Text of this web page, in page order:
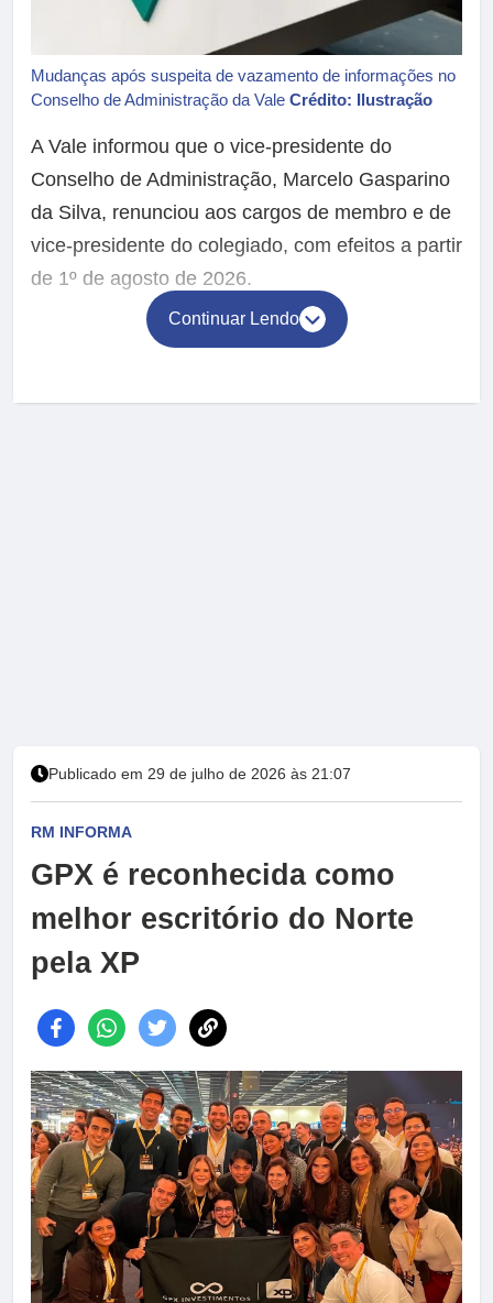
Mudanças após suspeita de vazamento de informações no
Conselho de Administração da Vale Crédito: Ilustração
A Vale informou que o vice-presidente do
Conselho de Administração, Marcelo Gasparino
da Silva, renunciou aos cargos de membro e de
vice-presidente do colegiado, com efeitos a partir
de 1º de agosto de 2026.
Continuar Lendo
Publicado em 29 de julho de 2026 às 21:07
RM INFORMA
GPX é reconhecida como
melhor escritório do Norte
pela XP